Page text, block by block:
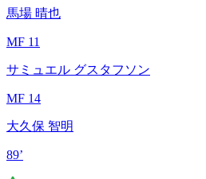
馬場 晴也
MF 11
サミュエル グスタフソン
MF 14
大久保 智明
89’